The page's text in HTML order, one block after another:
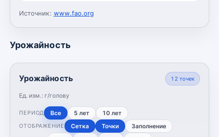
Источник: www.fao.org
Урожайность
Урожайность
Ед. изм.: г/голову
12 точек
ПЕРИОД Все 5 лет 10 лет
ОТОБРАЖЕНИЕ Сетка Точки Заполнение